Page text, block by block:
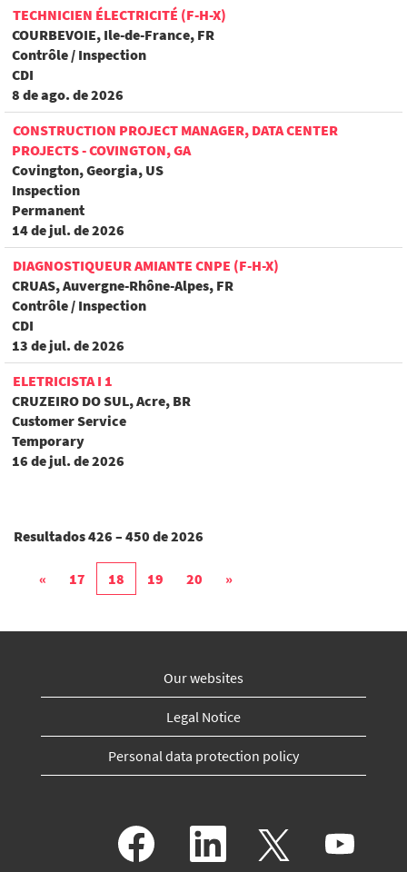
TECHNICIEN ÉLECTRICITÉ (F-H-X)
COURBEVOIE, Ile-de-France, FR
Contrôle / Inspection
CDI
8 de ago. de 2026
CONSTRUCTION PROJECT MANAGER, DATA CENTER
PROJECTS - COVINGTON, GA
Covington, Georgia, US
Inspection
Permanent
14 de jul. de 2026
DIAGNOSTIQUEUR AMIANTE CNPE (F-H-X)
CRUAS, Auvergne-Rhône-Alpes, FR
Contrôle / Inspection
CDI
13 de jul. de 2026
ELETRICISTA I 1
CRUZEIRO DO SUL, Acre, BR
Customer Service
Temporary
16 de jul. de 2026
Resultados426 – 450 de2026
« 17 18 19 20 »
Our websites
Legal Notice
Personal data protection policy
A
b
A
r
A
b
r